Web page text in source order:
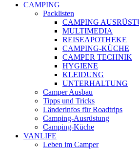
CAMPING
Packlisten
CAMPING
MULTIMEDIA
REISEAPOTHEKE
CAMPING-KÜCHE
CAMPER TECHNIK
HYGIENE
KLEIDUNG
UNTERHALTUNG
Camper Ausbau
Tipps und Tricks
Länderinfos für Roadtrips
Camping-Ausrüstung
Camping-Küche
VANLIFE
Leben im Camper